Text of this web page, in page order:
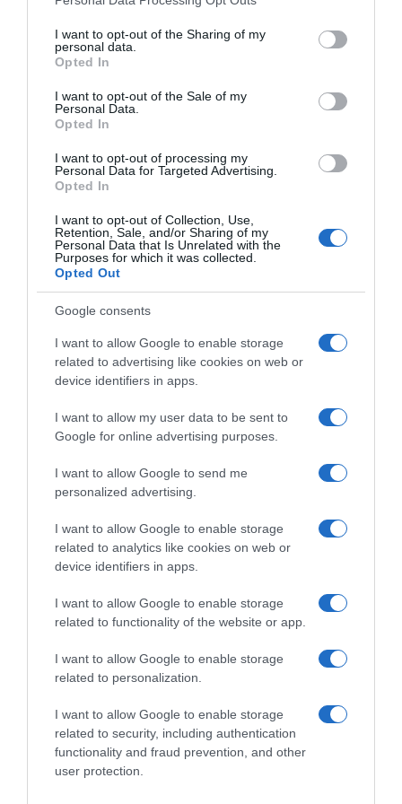
not limited to your visit or usage behaviour. You may click to
grant or deny consent to Google and its third-party tags to
use your data for below specified purposes in below Google
consent section.
I want to opt-out of the Sharing of my
personal data.
Opted In
I want to opt-out of the Sale of my
Personal Data.
Opted In
I want to opt-out of processing my
Personal Data for Targeted Advertising.
Opted In
I want to opt-out of Collection, Use,
Retention, Sale, and/or Sharing of my
Personal Data that Is Unrelated with the
Purposes for which it was collected.
Opted Out
Google consents
I want to allow Google to enable storage
related to advertising like cookies on web or
device identifiers in apps.
I want to allow my user data to be sent to
Google for online advertising purposes.
I want to allow Google to send me
personalized advertising.
I want to allow Google to enable storage
related to analytics like cookies on web or
device identifiers in apps.
I want to allow Google to enable storage
related to functionality of the website or app.
I want to allow Google to enable storage
related to personalization.
I want to allow Google to enable storage
related to security, including authentication
functionality and fraud prevention, and other
user protection.
sumnjičavosti i preispitivanja odnosa.
žena Škorpion je oličenje duboke strasti i vjerne odanosti. Ona voli
cijelim bićem, ali isto tako traži potpunu emocionalnu i psihološku
prisutnost partnera.
Njena potreba za kontrolom, sklonost ljubomori i osjetljivost na
izdaju čine je zahtjevnom partnericom. Međutim, kada je voljena i
poštovana, Škorpionka daje bezuvjetnu podršku, odanost i
emocionalnu dubinu koju malo tko može nadmašiti.
Astrologija ne određuje sudbinu, već nas uči
Škorpiona često nose reputaciju “teških” supruga, važno je
naglasiti: svaki horoskopski znak ima svoje vrline i izazove. Prava
snaga veze leži u razumijevanju, komunikaciji i spremnosti da se
raste zajedno.
putem ići.”
Ako se pitate kako bolje razumjeti partnericu, astrologija vam
može biti koristan alat, ali istinska bliskost dolazi iz empatije,
strpljenja i ljubavi.